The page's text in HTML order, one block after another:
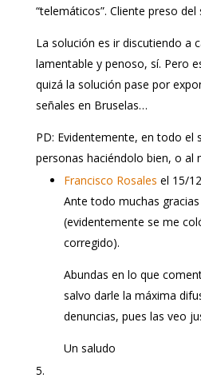
“telemáticos”. Cliente preso del
La solución es ir discutiendo a
lamentable y penoso, sí. Pero
quizá la solución pase por
señales en Bruselas…
PD: Evidentemente, en todo el
personas haciéndolo bien, o al
Francisco Rosales el 15/
Ante todo muchas
(evidentemente se me
corregido).
Abundas en lo que
salvo darle la máxima
denuncias, pues las veo
Un saludo